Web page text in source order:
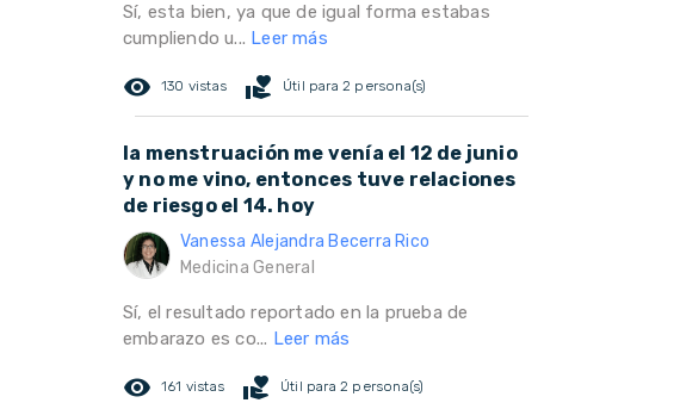
Sí, esta bien, ya que de igual forma estabas
cumpliendo u... Leer más
remove_red_eye 130 vistas volunteer_activism Útil para 2 persona(s)
la menstruación me venía el 12 de junio
y no me vino, entonces tuve relaciones
de riesgo el 14. hoy
Vanessa Alejandra Becerra Rico
Medicina General
Sí, el resultado reportado en la prueba de
embarazo es co... Leer más
remove_red_eye 161 vistas volunteer_activism Útil para 2 persona(s)